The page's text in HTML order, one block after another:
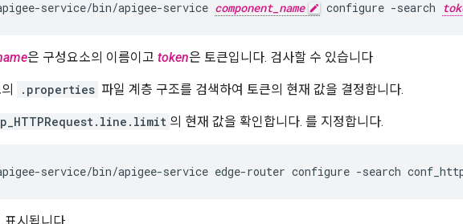
service/bin/apigee-service component_name configure -search
은 구성요소의 이름이고 token은 토큰입니다. 검사할 수 있습니다
.properties 파일 계층 구조를 검색하여 토큰의 현재 값을 결정합니다.
의 현재 값을 확인합니다. 를 지정합니다.
service/bin/apigee-service edge-router configure -search